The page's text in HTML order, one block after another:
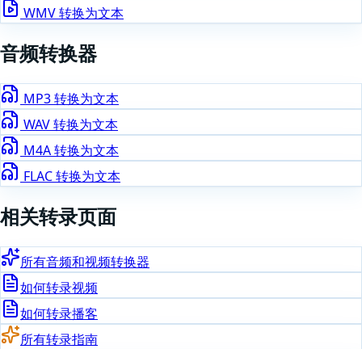
WMV转换为文本
音频转换器
MP3转换为文本
WAV转换为文本
M4A转换为文本
FLAC转换为文本
相关转录页面
所有音频和视频转换器
如何转录视频
如何转录播客
所有转录指南